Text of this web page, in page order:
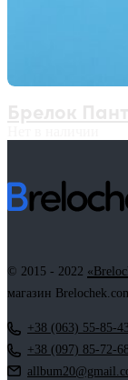
© 2015 - 2022
магазин
+38 (063) 55-85-
+38 (097) 85-72-